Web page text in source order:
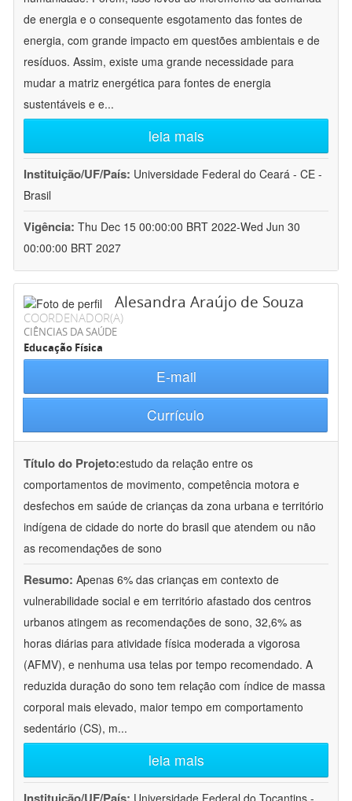
de energia e o consequente esgotamento das fontes de
energia, com grande impacto em questões ambientais e de
resíduos. Assim, existe uma grande necessidade para
mudar a matriz energética para fontes de energia
sustentáveis e e...
leia mais
Instituição/UF/País: Universidade Federal do Ceará - CE -
Brasil
Vigência: Thu Dec 15 00:00:00 BRT 2022-Wed Jun 30
00:00:00 BRT 2027
Alesandra Araújo de Souza
COORDENADOR(A)
CIÊNCIAS DA SAÚDE
Educação Física
E-mail
Currículo
Título do Projeto:estudo da relação entre os
comportamentos de movimento, competência motora e
desfechos em saúde de crianças da zona urbana e território
indígena de cidade do norte do brasil que atendem ou não
as recomendações de sono
Resumo: Apenas 6% das crianças em contexto de
vulnerabilidade social e em território afastado dos centros
urbanos atingem as recomendações de sono, 32,6% as
horas diárias para atividade física moderada a vigorosa
(AFMV), e nenhuma usa telas por tempo recomendado. A
reduzida duração do sono tem relação com índice de massa
corporal mais elevado, maior tempo em comportamento
sedentário (CS), m...
leia mais